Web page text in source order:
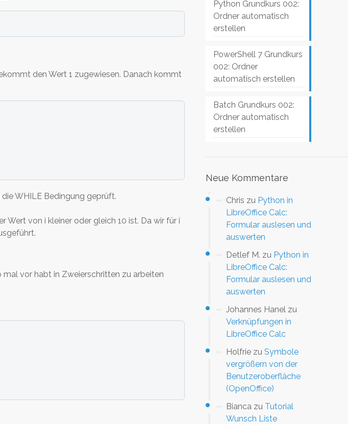
den Wert 1 zugewiesen. Danach kommt
WHILE Bedingung geprüft.
Wert von i kleiner oder gleich 10 ist. Da wir für i
mal vor habt in Zweierschritten zu arbeiten
Python Grundkurs 002:
Ordner automatisch
erstellen
PowerShell 7 Grundkurs
002: Ordner
automatisch erstellen
Batch Grundkurs 002:
Ordner automatisch
erstellen
Neue Kommentare
Chris zu Python in
LibreOffice Calc:
Formular auslesen und
auswerten
Detlef M. zu Python in
LibreOffice Calc:
Formular auslesen und
auswerten
Johannes Hanel zu
Verknüpfungen in
LibreOffice Calc
Holfrie zu Symbole
vergrößern von der
Benutzeroberfläche
(OpenOffice)
Bianca zu Tutorial
Wunsch Liste